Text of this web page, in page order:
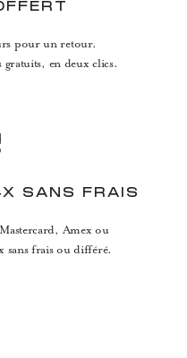
pour un retour.
gratuits, en deux clics.
SANS FRAIS
Amex ou
sans frais ou différé.